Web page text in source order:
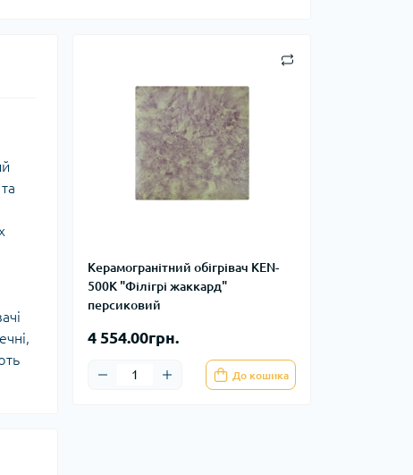
Керамогранітний обігрівач KEN-
500К "Філігрі жаккард"
персиковий
4 554.00грн.
До кошика